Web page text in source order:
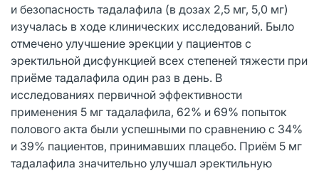
и безопасность тадалафила (в дозах 2,5 мг, 5,0 мг)
изучалась в ходе клинических исследований. Было
отмечено улучшение эрекции у пациентов с
эректильной дисфункцией всех степеней тяжести при
приёме тадалафила один раз в день. В
исследованиях первичной эффективности
применения 5 мг тадалафила, 62% и 69% попыток
полового акта были успешными по сравнению с 34%
и 39% пациентов, принимавших плацебо. Приём 5 мг
тадалафила значительно улучшал эректильную